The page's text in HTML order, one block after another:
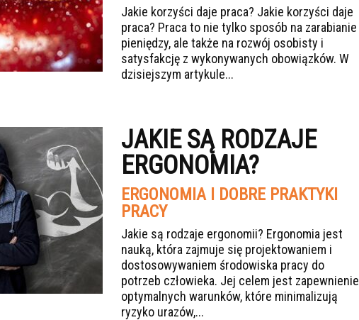
Jakie korzyści daje praca? Jakie korzyści daje
praca? Praca to nie tylko sposób na zarabianie
pieniędzy, ale także na rozwój osobisty i
satysfakcję z wykonywanych obowiązków. W
dzisiejszym artykule...
JAKIE SĄ RODZAJE
ERGONOMIA?
ERGONOMIA I DOBRE PRAKTYKI
PRACY
Jakie są rodzaje ergonomii? Ergonomia jest
nauką, która zajmuje się projektowaniem i
dostosowywaniem środowiska pracy do
potrzeb człowieka. Jej celem jest zapewnienie
optymalnych warunków, które minimalizują
ryzyko urazów,...